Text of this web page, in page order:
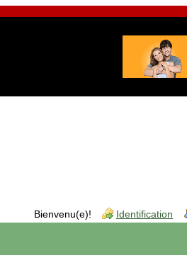
Bienvenu(e)! Identification